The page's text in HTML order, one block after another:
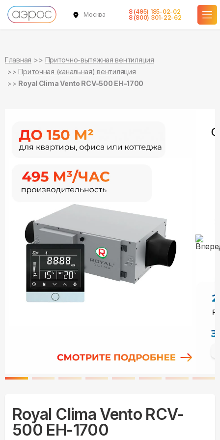
Москва
8 (495) 185-02-02
8 (800) 301-22-62
Главная
Приточно-вытяжная вентиляция
Приточная (канальная) вентиляция
Royal Clima Vento RCV-500 EH-1700
Royal Clima Vento RCV-
500 EH-1700
в наличии
в наличии